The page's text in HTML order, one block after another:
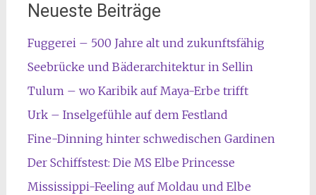
Neueste Beiträge
Fuggerei – 500 Jahre alt und zukunftsfähig
Seebrücke und Bäderarchitektur in Sellin
Tulum – wo Karibik auf Maya-Erbe trifft
Urk – Inselgefühle auf dem Festland
Fine-Dinning hinter schwedischen Gardinen
Der Schiffstest: Die MS Elbe Princesse
Mississippi-Feeling auf Moldau und Elbe